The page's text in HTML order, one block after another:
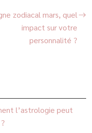
zodiacal mars, quel
impact sur votre
personnalité ?
l’astrologie peut